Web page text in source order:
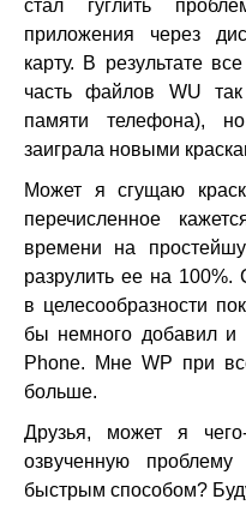
стал гуглить
приложения через
карту. В результате
часть файлов WU
памяти телефона),
заиграла новыми
Может я сгущаю
перечисленное
времени на
разрулить ее на 100%.
в целесообразности
бы немного добавил и
Phone. Мне WP при
больше.
Друзья, может я
озвученную
быстрым способом?